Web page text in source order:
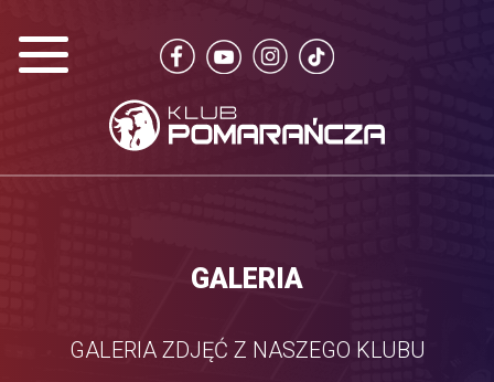
GALERIA
GALERIA ZDJĘĆ Z NASZEGO KLUBU